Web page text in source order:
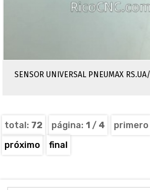
SENSOR UNIVERSAL PNEUMAX
total: 72 página: 1 / 4 primero
próximo
final